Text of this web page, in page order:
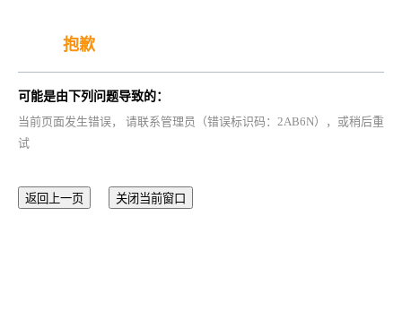
抱歉
可能是由下列问题导致的：
当前页面发生错误， 请联系管理员（错误标识码：2AB6N），或稍后重
试